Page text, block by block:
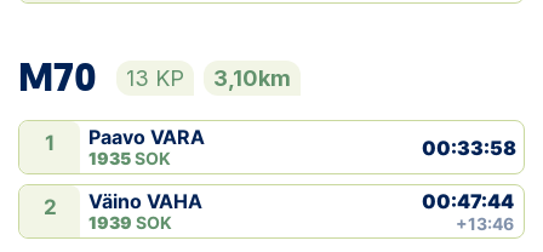
M70 13 KP 3,10km
1 Paavo VARA
1935SOK 00:33:58
2 Väino VAHA
1939 SOK
00:47:44
+13:46